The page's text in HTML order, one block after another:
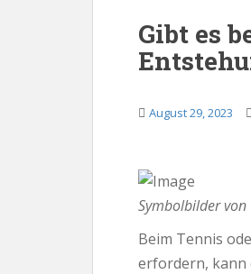
Gibt es
August 29, 2023
Symbolbilder
Beim Tennis
erfordern, kann